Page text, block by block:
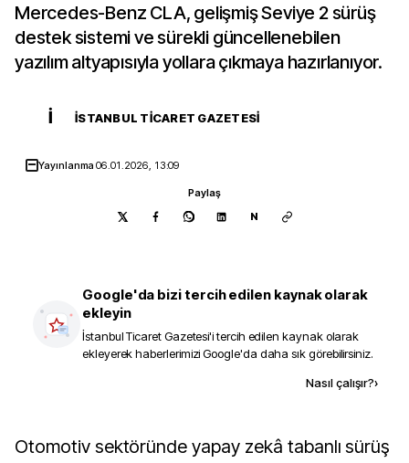
Mercedes-Benz CLA, gelişmiş Seviye 2 sürüş
destek sistemi ve sürekli güncellenebilen
yazılım altyapısıyla yollara çıkmaya hazırlanıyor.
İ İSTANBUL TICARET GAZETESI
Yayınlanma06.01.2026, 13:09
Paylaş
N
Google'da bizi tercih edilen kaynak olarak
ekleyin
İstanbul Ticaret Gazetesi'i tercih edilen kaynak olarak
ekleyerek haberlerimizi Google'da daha sık görebilirsiniz.
Nasıl çalışır?›
Otomotiv sektöründe yapay zekâ tabanlı sürüş